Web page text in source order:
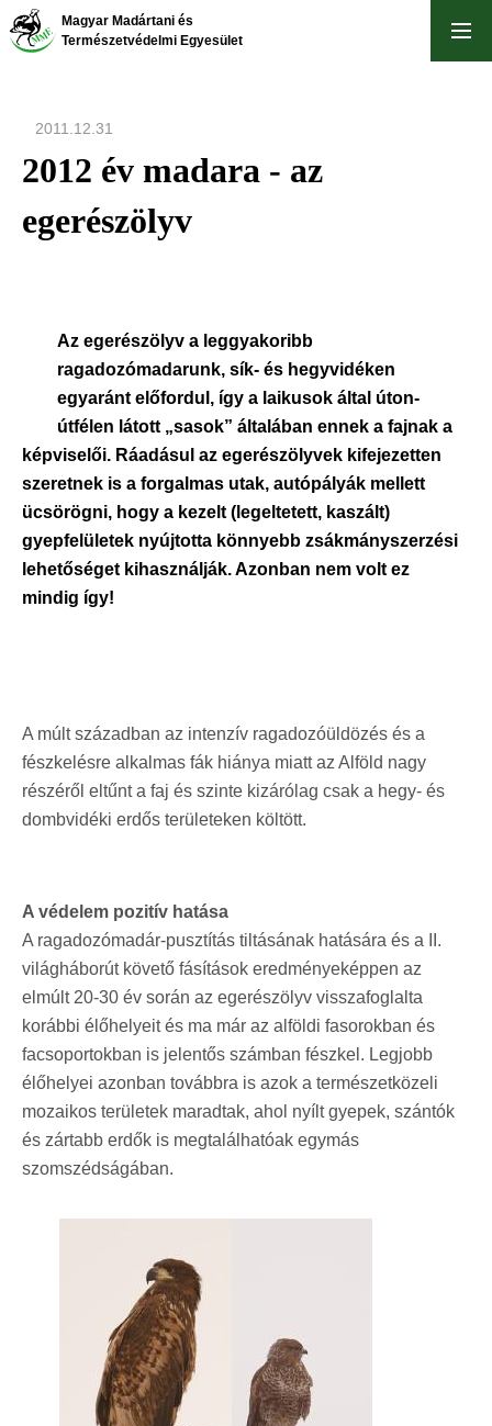
Ugrás
Magyar Madártani és
Természetvédelmi Egyesület
2011.12.31
2012 év madara - az
egerészölyv
Az egerészölyv a leggyakoribb
ragadozómadarunk, sík- és hegyvidéken
egyaránt előfordul, így a laikusok által úton-
útfélen látott „sasok” általában ennek a fajnak a
képviselői. Ráadásul az egerészölyvek kifejezetten
szeretnek is a forgalmas utak, autópályák mellett
ücsörögni, hogy a kezelt (legeltetett, kaszált)
gyepfelületek nyújtotta könnyebb zsákmányszerzési
lehetőséget kihasználják. Azonban nem volt ez
mindig így!
A múlt században az intenzív ragadozóüldözés és a
fészkelésre alkalmas fák hiánya miatt az Alföld nagy
részéről eltűnt a faj és szinte kizárólag csak a hegy- és
dombvidéki erdős területeken költött.
A védelem pozitív hatása
A ragadozómadár-pusztítás tiltásának hatására és a II.
világháborút követő fásítások eredményeképpen az
elmúlt 20-30 év során az egerészölyv visszafoglalta
korábbi élőhelyeit és ma már az alföldi fasorokban és
facsoportokban is jelentős számban fészkel. Legjobb
élőhelyei azonban továbbra is azok a természetközeli
mozaikos területek maradtak, ahol nyílt gyepek, szántók
és zártabb erdők is megtalálhatóak egymás
szomszédságában.